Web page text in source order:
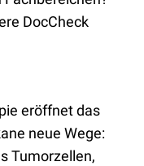
DocCheck
eröffnet das
neue Wege:
Tumorzellen,